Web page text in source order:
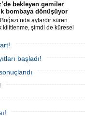
bekleyen gemiler
bombaya dönüşüyor
aylardır süren
kilitlenme, şimdi de küresel
olabilir. Sıcak sularda
bekleyen binden fazla gemi,
canlıları için devasa bir
dönüşmüş durumda.
başladı!